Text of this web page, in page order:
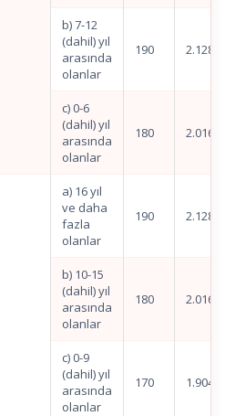
b) 7-12
(dahil) yıl
arasında
olanlar
190
c) 0-6
(dahil) yıl
arasında
olanlar
180
a) 16 yıl
ve daha
fazla
olanlar
190
b) 10-15
(dahil) yıl
arasında
olanlar
180
c) 0-9
(dahil) yıl
arasında
olanlar
170